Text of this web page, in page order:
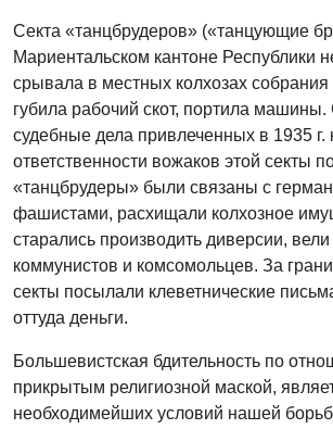
Секта «танцбрудеров» («танцующие
Мариентальском кантоне Республики
срывала в местных колхозах собрания
губила рабочий скот, портила
судебные дела привлеченных в 1935 г.
ответственности вожаков этой секты
«танцбрудеры» были связаны с
фашистами, расхищали колхозное
старались производить диверсии,
коммунистов и комсомольцев. За
секты посылали клеветнические
оттуда деньги.
Большевистская бдительность по
прикрытым религиозной маской,
необходимейших условий нашей